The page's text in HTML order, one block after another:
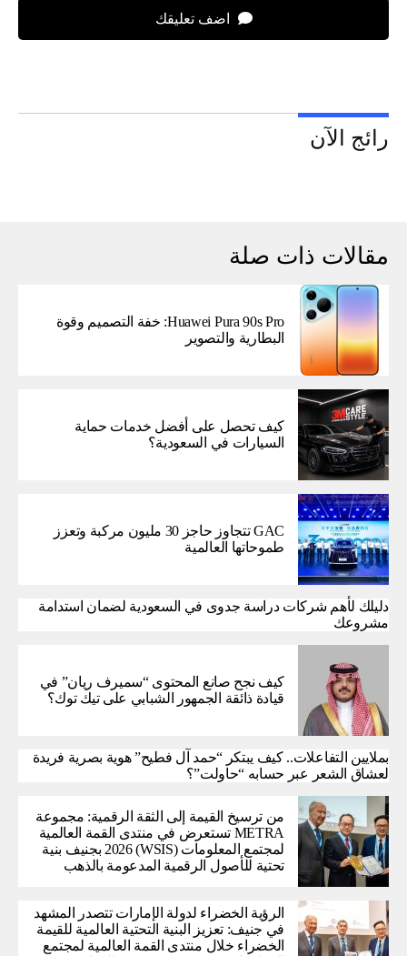
اضف تعليقك
رائج الآن
مقالات ذات صلة
Huawei Pura 90s Pro: خفة التصميم وقوة
البطارية والتصوير
كيف تحصل على أفضل خدمات حماية
السيارات في السعودية؟
GAC تتجاوز حاجز 30 مليون مركبة وتعزز
طموحاتها العالمية
دليلك لأهم شركات دراسة جدوى في السعودية لضمان استدامة
مشروعك
كيف نجح صانع المحتوى “سميرف ريان” في
قيادة ذائقة الجمهور الشبابي على تيك توك؟
بملايين التفاعلات.. كيف يبتكر “حمد آل فطيح” هوية بصرية فريدة
لعشاق الشعر عبر حسابه “حاولت”؟
من ترسيخ القيمة إلى الثقة الرقمية: مجموعة
METRA تستعرض في منتدى القمة العالمية
لمجتمع المعلومات (WSIS) 2026 بجنيف بنية
تحتية للأصول الرقمية المدعومة بالذهب
الرؤية الخضراء لدولة الإمارات تتصدر المشهد
في جنيف: تعزيز البنية التحتية العالمية للقيمة
الخضراء خلال منتدى القمة العالمية لمجتمع